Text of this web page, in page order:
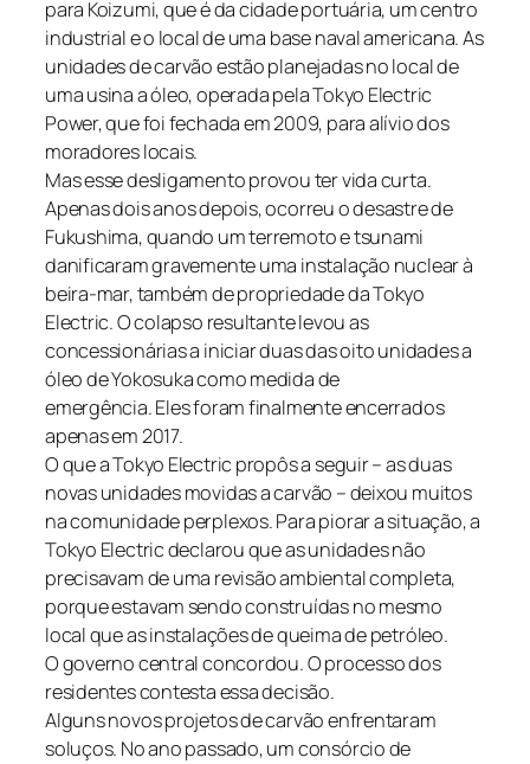
para Koizumi, que é da cidade portuária, um centro
industrial e o local de uma base naval americana. As
unidades de carvão estão planejadas no local de
uma usina a óleo, operada pela Tokyo Electric
Power, que foi fechada em 2009, para alívio dos
moradores locais.
Mas esse desligamento provou ter vida curta.
Apenas dois anos depois, ocorreu o desastre de
Fukushima, quando um terremoto e tsunami
danificaram gravemente uma instalação nuclear à
beira-mar, também de propriedade da Tokyo
Electric. O colapso resultante levou as
concessionárias a iniciar duas das oito unidades a
óleo de Yokosuka como medida de
emergência. Eles foram finalmente encerrados
apenas em 2017.
O que a Tokyo Electric propôs a seguir – as duas
novas unidades movidas a carvão – deixou muitos
na comunidade perplexos. Para piorar a situação, a
Tokyo Electric declarou que as unidades não
precisavam de uma revisão ambiental completa,
porque estavam sendo construídas no mesmo
local que as instalações de queima de petróleo.
O governo central concordou. O processo dos
residentes contesta essa decisão.
Alguns novos projetos de carvão enfrentaram
soluços. No ano passado, um consórcio de